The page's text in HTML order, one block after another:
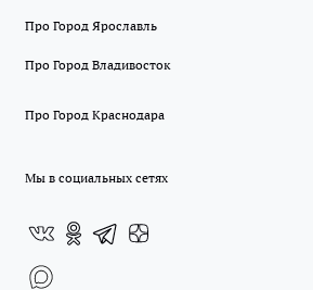
Про Город Ярославль
Про Город Владивосток
Про Город Краснодара
Мы в социальных сетях